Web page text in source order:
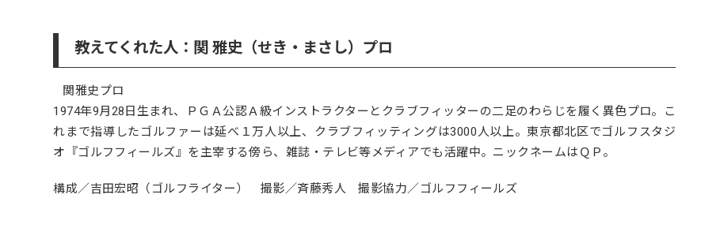
教えてくれた人：関 雅史（せき・まさし）プロ
関雅史プロ
1974年9月28日生まれ、ＰＧＡ公認Ａ級インストラクターとクラブフィッターの二足のわらじを履く異色プロ。こ
れまで指導したゴルファーは延べ１万人以上、クラブフィッティングは3000人以上。東京都北区でゴルフスタジ
オ『ゴルフフィールズ』を主宰する傍ら、雑誌・テレビ等メディアでも活躍中。ニックネームはＱＰ。
構成／吉田宏昭（ゴルフライター） 撮影／斉藤秀人 撮影協力／ゴルフフィールズ